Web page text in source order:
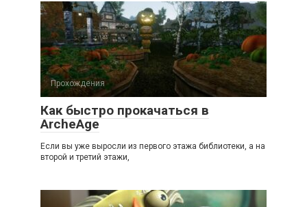
Прохождения
Как быстро прокачаться в
ArcheAge
Если вы уже выросли из первого этажа библиотеки, а на
второй и третий этажи,